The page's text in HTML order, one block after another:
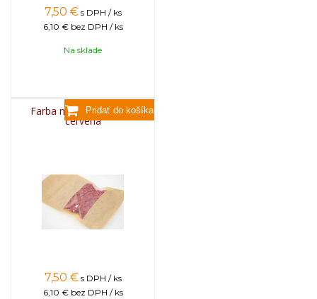
7,50 € s DPH / ks
6,10 € bez DPH / ks
Na sklade
Farba na sviečky, 25g -
červená
7,50 € s DPH / ks
6,10 € bez DPH / ks